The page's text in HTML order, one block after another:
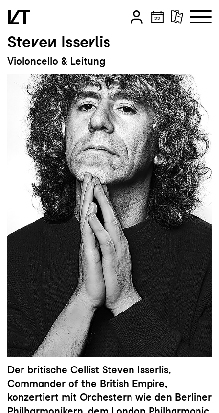
Zum Hauptinhalt springen
Zum Footer springen
Steven Isserlis
Violoncello & Leitung
Der britische Cellist Steven Isserlis,
Commander of the British Empire,
konzertiert mit Orchestern wie den Berliner